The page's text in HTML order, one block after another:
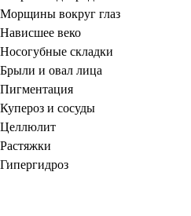
Морщины вокруг глаз
Нависшее веко
Носогубные складки
Брыли и овал лица
Пигментация
Купероз и сосуды
Целлюлит
Растяжки
Гипергидроз